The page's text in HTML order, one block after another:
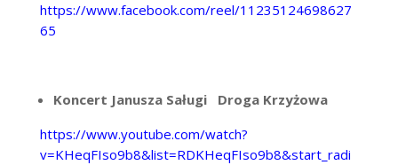
https://www.facebook.com/reel/11235124698627
65
Koncert Janusza Saługi Droga Krzyżowa
https://www.youtube.com/watch?
v=KHeqFIso9b8&list=RDKHeqFIso9b8&start_radi